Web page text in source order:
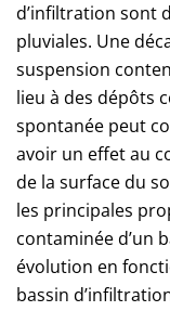
d’infiltration sont
pluviales. Une
suspension
lieu à des dépôts
spontanée peut
avoir un effet au
de la surface du
les principales
contaminée d’un
évolution en
bassin